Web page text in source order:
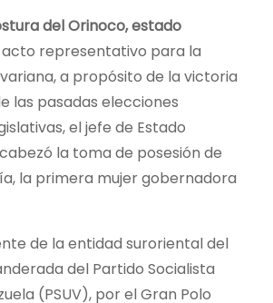
del Orinoco, estado
acto representativo para la
a propósito de la victoria
las pasadas elecciones
el jefe de Estado
la toma de posesión de
la primera mujer gobernadora
de la entidad suroriental del
del Partido Socialista
(PSUV), por el Gran Polo